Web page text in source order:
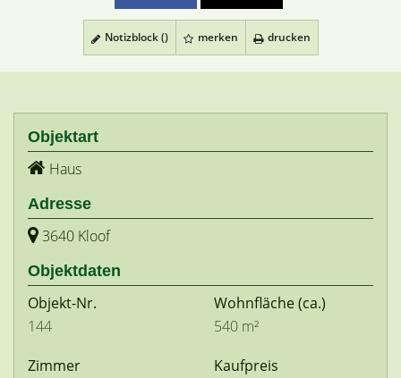
Notizblock () merken drucken
Objektart
Haus
Adresse
3640 Kloof
Objektdaten
Objekt-Nr.
144
Wohnfläche(ca.)
540 m²
Zimmer
Kaufpreis